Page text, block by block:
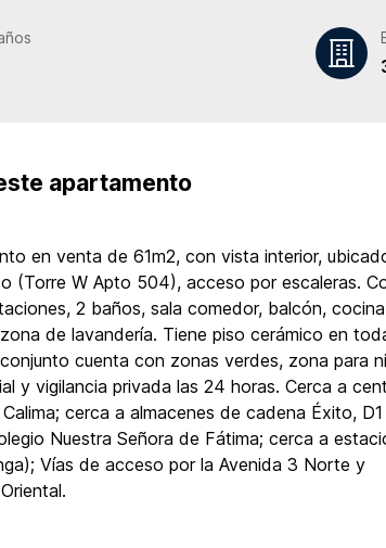
apartamento
en venta de 61m2, con vista interior,
(Torre W Apto 504), acceso por escaleras.
2 baños, sala comedor, balcón, cocina
de lavandería. Tiene piso cerámico en
cuenta con zonas verdes, zona para
y vigilancia privada las 24 horas. Cerca a
cerca a almacenes de cadena Éxito, D1
Nuestra Señora de Fátima; cerca a
Vías de acceso por la Avenida 3 Norte y